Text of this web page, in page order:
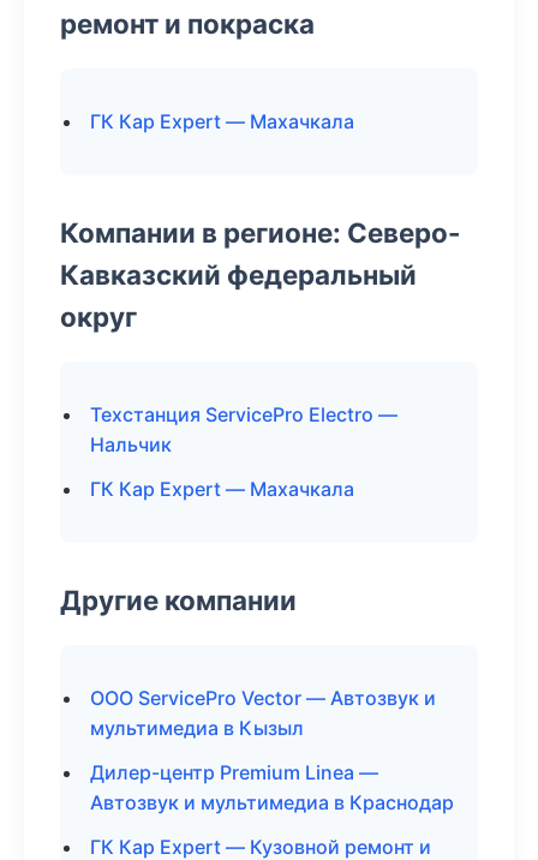
ремонт и покраска
ГК Кар Expert — Махачкала
Компании в регионе: Северо-
Кавказский федеральный
округ
Техстанция ServicePro Electro —
Нальчик
ГК Кар Expert — Махачкала
Другие компании
ООО ServicePro Vector — Автозвук и
мультимедиа в Кызыл
Дилер-центр Premium Linea —
Автозвук и мультимедиа в Краснодар
ГК Кар Expert — Кузовной ремонт и